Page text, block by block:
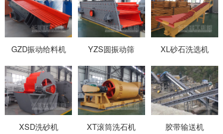
GZD振动给料机 YZS圆振动筛 XL砂石洗选机
XSD洗砂机 XT滚筒洗石机 胶带输送机